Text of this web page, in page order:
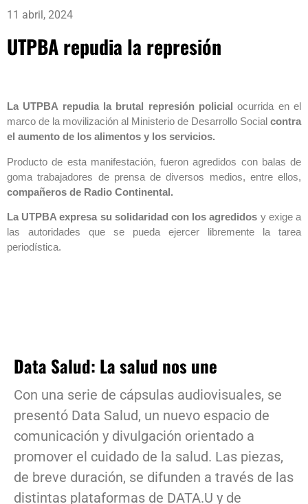
11 abril, 2024
UTPBA repudia la represión
La UTPBA repudia la brutal represión policialocurrida en el
marco de la movilización al Ministerio de Desarrollo Social contra
el aumento de los alimentos y los servicios.
Producto de esta manifestación, fueron agredidos con balas de
goma trabajadores de prensa de diversos medios, entre ellos,
compañeros de Radio Continental.
La UTPBA expresa su solidaridad con los agredidos y exige a
las autoridades que se pueda ejercer libremente la tarea
periodística.
Data Salud: La salud nos une
Con una serie de cápsulas audiovisuales, se
presentó Data Salud, un nuevo espacio de
comunicación y divulgación orientado a
promover el cuidado de la salud. Las piezas,
de breve duración, se difunden a través de las
distintas plataformas de DATA.U y de